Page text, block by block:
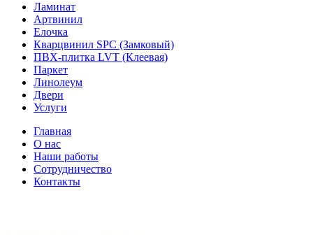
Ламинат
Артвинил
Елочка
Кварцвинил SPC (Замковый)
ПВХ-плитка LVT (Клеевая)
Паркет
Линолеум
Двери
Услуги
Главная
О нас
Наши работы
Сотрудничество
Контакты